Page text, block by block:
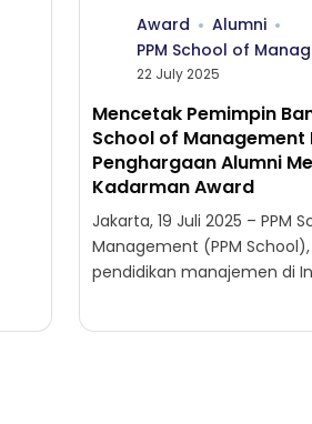
Award
Alumni
PPM School of
22 July 2025
Mencetak Pemimpin
School of Management
Penghargaan Alumni
Kadarman Award
Jakarta, 19 Juli 2025 – PPM
Management (PPM
pendidikan manajemen di